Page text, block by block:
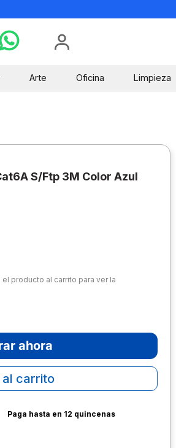
Arte Oficina Limpieza
S/Ftp 3M Color Azul
producto al carrito para ver la
ahora
al carrito
Paga hasta en 12 quincenas